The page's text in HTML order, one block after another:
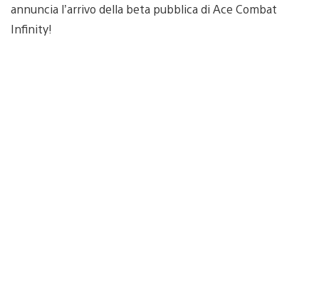
annuncia l’arrivo della beta pubblica di Ace Combat
Infinity!